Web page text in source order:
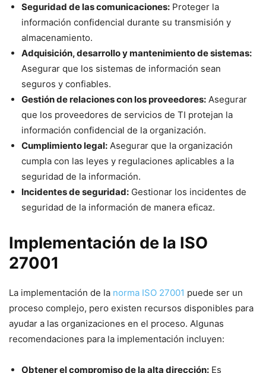
Seguridad de las comunicaciones: Proteger la
información confidencial durante su transmisión y
almacenamiento.
Adquisición, desarrollo y mantenimiento de sistemas:
Asegurar que los sistemas de información sean
seguros y confiables.
Gestión de relaciones con los proveedores: Asegurar
que los proveedores de servicios de TI protejan la
información confidencial de la organización.
Cumplimiento legal: Asegurar que la organización
cumpla con las leyes y regulaciones aplicables a la
seguridad de la información.
Incidentes de seguridad: Gestionar los incidentes de
seguridad de la información de manera eficaz.
Implementación de la ISO
27001
La implementación de la norma ISO 27001 puede ser un
proceso complejo, pero existen recursos disponibles para
ayudar a las organizaciones en el proceso. Algunas
recomendaciones para la implementación incluyen:
Obtener el compromiso de la alta dirección: Es